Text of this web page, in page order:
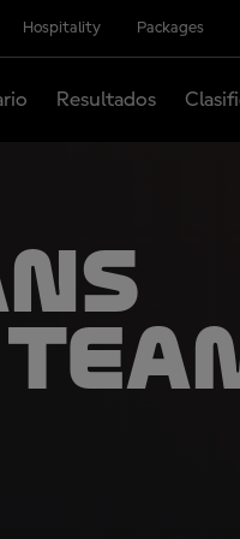
Hospitality Packages
Resultados